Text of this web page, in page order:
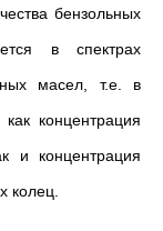
бензольных
в спектрах
масел, т.е. в
концентрация
и концентрация
колец.